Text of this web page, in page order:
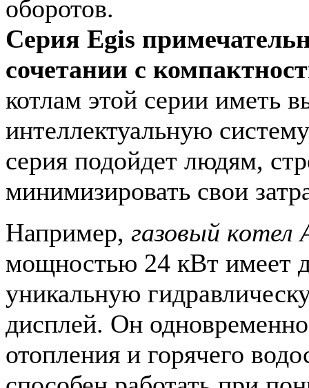
оборотов.
Серия Egis
сочетании с
котлам этой серии иметь
интеллектуальную
серия подойдет людям,
минимизировать свои
Например, газовый котел
мощностью 24 кВт имеет
уникальную
дисплей. Он
отопления и горячего